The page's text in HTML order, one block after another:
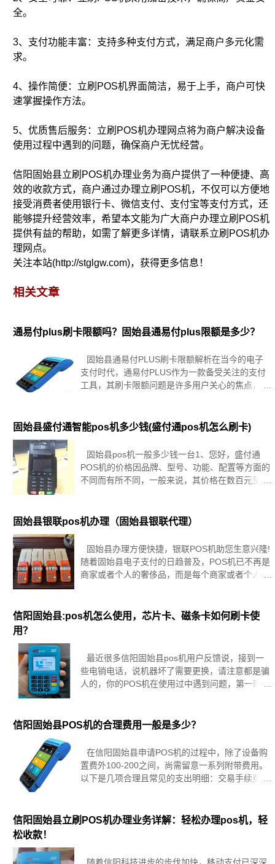
全。
3、支付功能丰富：支持多种支付方式，满足商户多元化需
求。
4、操作简便：立刷POS机界面简洁，易于上手，商户可快
速掌握操作方法。
5、优质售后服务：立刷POS机办理网点将为商户解决设备
使用过程中遇到的问题，确保商户无忧经营。
信阳固始县立刷POS机办理业务为商户提供了一种便捷、高
效的收款方式，商户通过办理立刷POS机，不仅可以方便地
接受消费者使用银行卡、微信支付、支付宝等支付方式，还
能够提升经营效率，希望本文能为广大商户办理立刷POS机
提供有益的帮助，如需了解更多详情，请联系立刷POS机办
理网点。
关注本站(http://stglgw.com)，获得更多信息！
相关文章
通易付plus刷卡限额吗？固始县通易付plus限额是多少？
固始县通易付PLUS刷卡限额解析在当今的电子
支付时代，通易付PLUS作为一款备受关注的支付
工具，其刷卡限额问题是许多用户关心的焦点，通
固始县盛付通智能pos机多少钱(盛付通pos机怎么刷卡)
固始县pos机一般多少钱一台1、您好，盛付通
POS机的价格因品牌、型号、功能、配置等方面的
不同而有所不同，一般来说，其价格在数百元至数
2、办理pos机
固始县银联pos机办理（固始县银联代理）
固始县办理方便快捷，银联POS机助您生意兴隆!
随着固始县电子支付的日趋普及，POS机已不再是
商家或者个人的奢侈品，而是每个商家或者个人必
间，同时也能提高商家或者
信阳固始县:pos机怎么使用，芯片卡、磁条卡如何刷卡使
用？
最近很多信阳固始县pos机用户反馈说，接到一
些电销电话，说机器坏了需要更换，请注意都是骗
人的，你的POS机在使用过中遇到问题，第一时间
1.芯片卡，可
信阳固始县POS机的合理费用一般是多少？
在信阳固始县申请POS机的过程中，除了设备购
置费外100-200之间，尚需留意一系列附带费用。
以下是几项合理且常见的支出明细：交易手续费：
准。网络流量费：
信阳固始县立刷POS机办理业务详解：轻松办理pos机，轻
松收款！
随着信阳科技进步的步伐加快，移动支付已深深